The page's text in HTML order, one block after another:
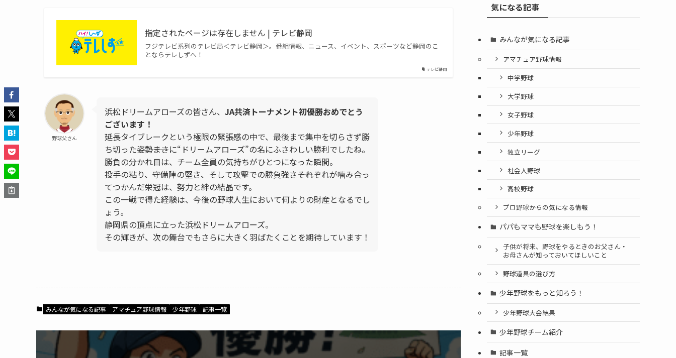
テレビ静岡
指定されたページは存在しません | テレビ静岡
フジテレビ系列のテレビ局＜テレビ静岡＞。番組情報、ニュース、イベント、スポーツなど静岡のこ
とならテレしずへ！
野球父さん
浜松ドリームアローズの皆さん、 JA共済トーナメント初優勝おめでとう
ございます！
延長タイブレークという極限の緊張感の中で、最後まで集中を切らさず勝
ち切った姿勢――まさに“ドリームアローズ”の名にふさわしい勝利でしたね。
勝負の分かれ目は、チーム全員の気持ちがひとつになった瞬間。
投手の粘り、守備陣の堅さ、そして攻撃での勝負強さ――それぞれが噛み合っ
てつかんだ栄冠は、努力と絆の結晶です。
この一戦で得た経験は、今後の野球人生において何よりの財産となるでし
ょう。
静岡県の頂点に立った浜松ドリームアローズ。
その輝きが、次の舞台でもさらに大きく羽ばたくことを期待しています！
みんなが気になる記事 アマチュア野球情報 少年野球 記事一覧
気になる記事
みんなが気になる記事
アマチュア野球情報
中学野球
大学野球
女子野球
少年野球
独立リーグ
社会人野球
高校野球
プロ野球からの気になる情報
パパもママも野球を楽しもう！
子供が将来、野球をやるときのお父さん・
お母さんが知っておいてほしいこと
野球道具の選び方
少年野球をもっと知ろう！
少年野球大会結果
少年野球チーム紹介
記事一覧